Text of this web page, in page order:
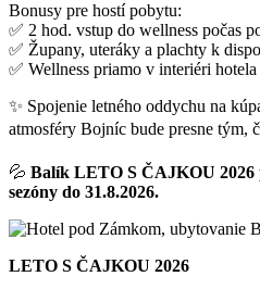
Bonusy pre hostí pobytu:
✅ 2 hod. vstup do wellness počas
✅ Župany, uteráky a plachty k
✅ Wellness priamo v interiéri hotela
✨ Spojenie letného oddychu na
atmosféry Bojníc bude presne tým,
💦 Balík LETO S ČAJKOU 2026
sezóny do 31.8.2026.
LETO S ČAJKOU 2026